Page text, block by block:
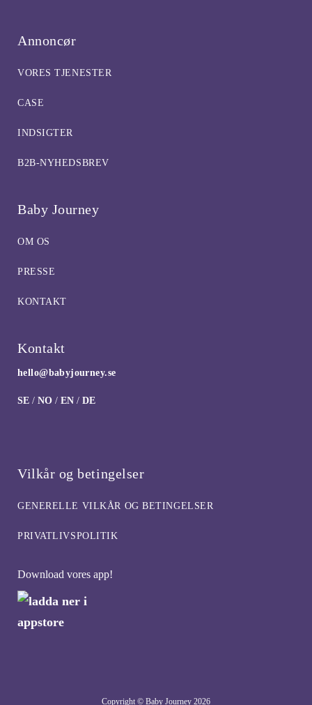
Annoncør
VORES TJENESTER
CASE
INDSIGTER
B2B-NYHEDSBREV
Baby Journey
OM OS
PRESSE
KONTAKT
Kontakt
hello@babyjourney.se
SE / NO / EN / DE
Vilkår og betingelser
GENERELLE VILKÅR OG BETINGELSER
PRIVATLIVSPOLITIK
Download vores app!
Copyright © Baby Journey 2026